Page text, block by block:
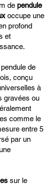
de pendule
occupe une
profond
et
de
conçu
à
gravées ou
comme le
entre 5
par un
sur le